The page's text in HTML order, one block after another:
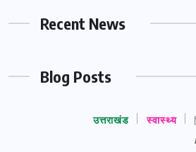
Recent News
Blog Posts
उत्तराखंड स्वास्थ्य